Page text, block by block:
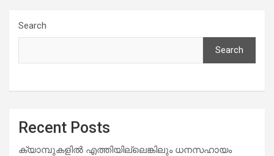
Search
Search
Recent Posts
ക്യാമ്പുകളിൽ എത്തിയില്ലെങ്കിലും ധനസഹായം